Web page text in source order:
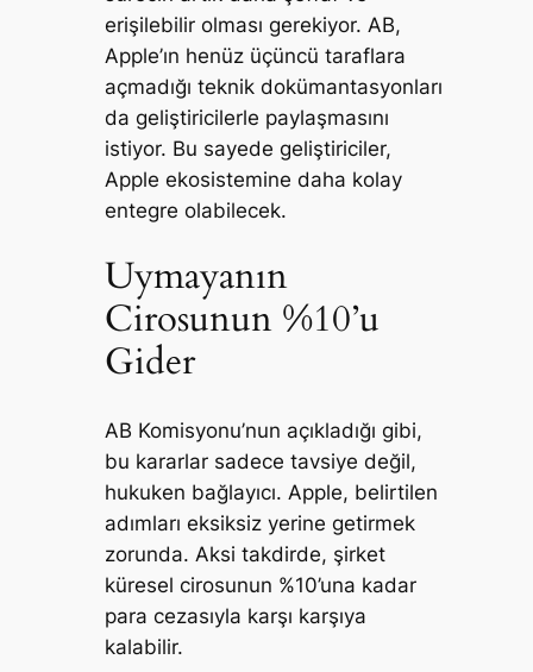
erişilebilir olması gerekiyor. AB,
Apple’ın henüz üçüncü taraflara
açmadığı teknik dokümantasyonları
da geliştiricilerle paylaşmasını
istiyor. Bu sayede geliştiriciler,
Apple ekosistemine daha kolay
entegre olabilecek.
Uymayanın
Cirosunun %10’u
Gider
AB Komisyonu’nun açıkladığı gibi,
bu kararlar sadece tavsiye değil,
hukuken bağlayıcı. Apple, belirtilen
adımları eksiksiz yerine getirmek
zorunda. Aksi takdirde, şirket
küresel cirosunun %10’una kadar
para cezasıyla karşı karşıya
kalabilir.